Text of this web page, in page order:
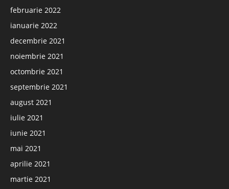
februarie 2022
ianuarie 2022
decembrie 2021
noiembrie 2021
octombrie 2021
septembrie 2021
august 2021
iulie 2021
iunie 2021
mai 2021
aprilie 2021
martie 2021